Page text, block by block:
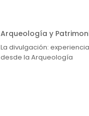
Arqueología y
La divulgación:
desde la Arqueología